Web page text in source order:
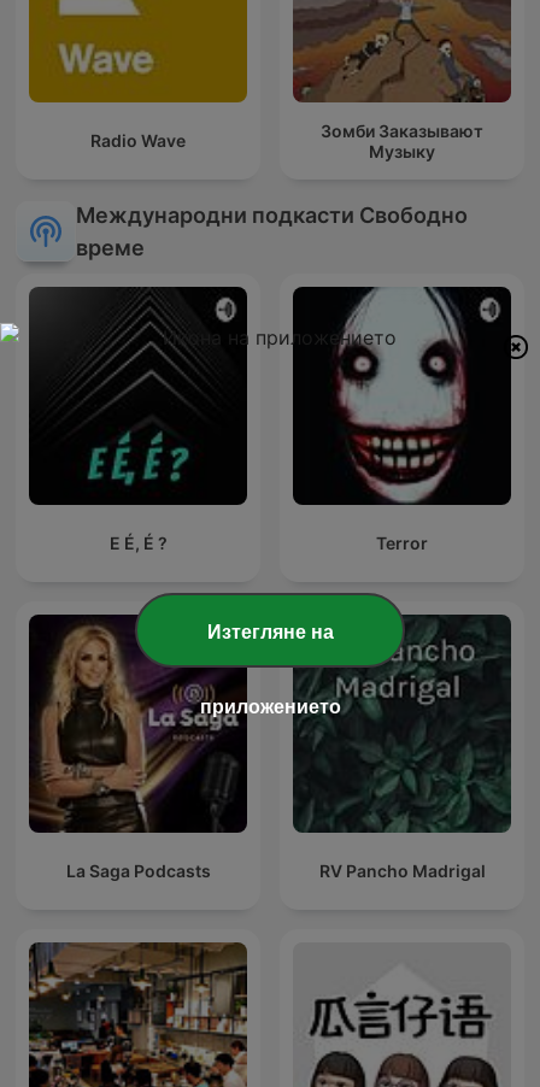
Radio Wave
Зомби Заказывают
Музыку
Международни подкасти Свободно
време
E É, É ? Terror
La Saga Podcasts RV Pancho Madrigal
Изтегляне на
приложението